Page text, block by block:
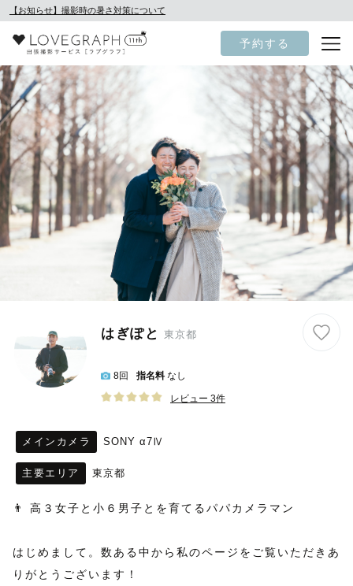
【お知らせ】撮影時の暑さ対策について
予約する
はぎぽと 東京都
8回 指名料 なし
レビュー 3件
メインカメラ SONY α7Ⅳ
主要エリア 東京都
👨 高３女子と小６男子とを育てるパパカメラマン
はじめまして。数ある中から私のページをご覧いただきあ
りがとうございます！